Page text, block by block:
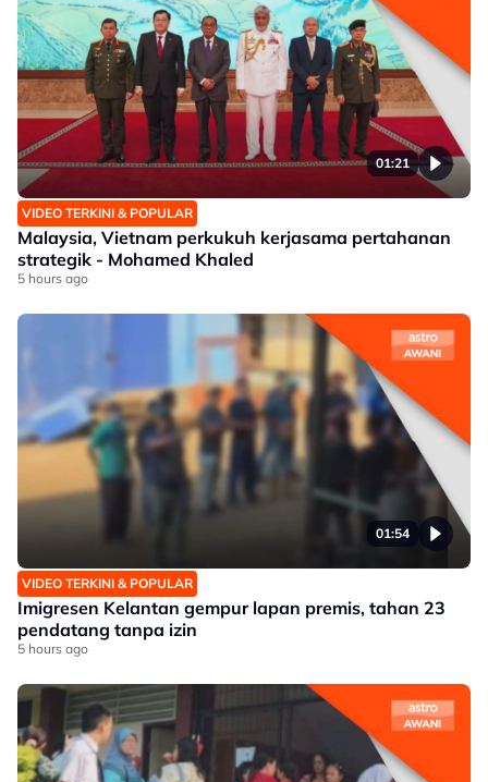
01:21
VIDEO TERKINI & POPULAR
Malaysia, Vietnam perkukuh kerjasama pertahanan
strategik - Mohamed Khaled
5 hours ago
01:54
VIDEO TERKINI & POPULAR
Imigresen Kelantan gempur lapan premis, tahan 23
pendatang tanpa izin
5 hours ago